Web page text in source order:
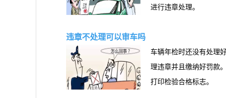
进行违章处理。
违章不处理可以审车吗
车辆年检时还没有处理
理违章并且缴纳好罚款
打印检验合格标志。